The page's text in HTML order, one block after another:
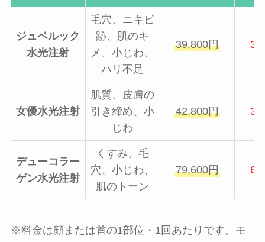
ジュベルック
水光注射
毛穴、ニキビ
跡、肌のキ
メ、小じわ、
ハリ不足
39,800円
女優水光注射
肌質、皮膚の
引き締め、小
じわ
42,800円
デューコラー
ゲン水光注射
くすみ、毛
穴、小じわ、
肌のトーン
79,600円
※料金は顔または首の1部位・1回あたりです。モ